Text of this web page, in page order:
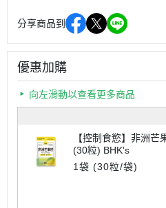
分享商品到
優惠加購
向左滑動以查看更多商品
【控制食慾】非洲芒
(30粒) BHK's
1袋 (30粒/袋)